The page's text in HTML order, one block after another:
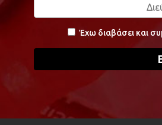
Έχω διαβάσει και